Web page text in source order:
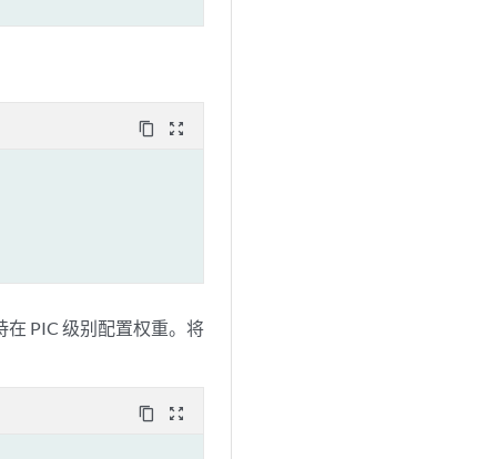
content_copy zoom_out_map
PIC 级别配置权重。将
content_copy zoom_out_map